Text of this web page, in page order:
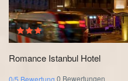
Romance Istanbul Hotel
0 Bewertungen